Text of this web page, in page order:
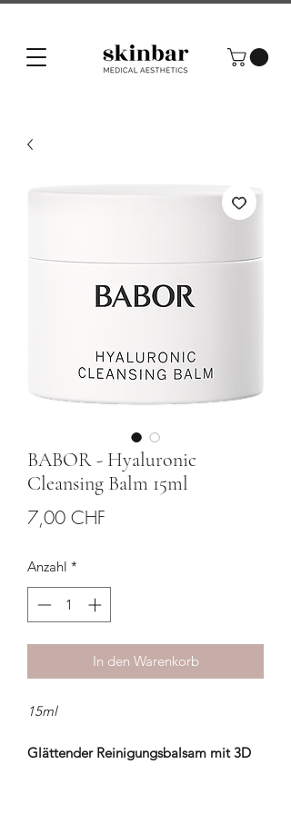
BABOR - Hyaluronic
Cleansing Balm 15ml
7,00 CHF
Anzahl *
In den Warenkorb
15ml
Glättender Reinigungsbalsam mit 3D